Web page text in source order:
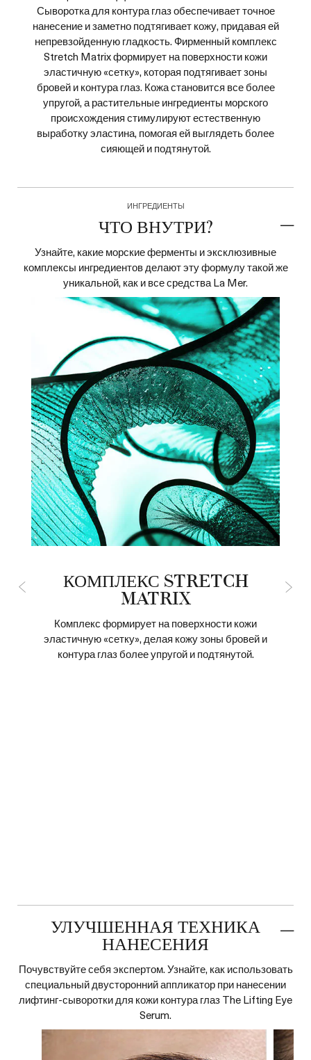
Сыворотка для контура глаз обеспечивает точное
нанесение и заметно подтягивает кожу, придавая ей
непревзойденную гладкость. Фирменный комплекс
Stretch Matrix формирует на поверхности кожи
эластичную «сетку», которая подтягивает зоны
бровей и контура глаз. Кожа становится все более
упругой, а растительные ингредиенты морского
происхождения стимулируют естественную
выработку эластина, помогая ей выглядеть более
сияющей и подтянутой.
ИНГРЕДИЕНТЫ
ЧТО ВНУТРИ?
Узнайте, какие морские ферменты и эксклюзивные
комплексы ингредиентов делают эту формулу такой же
уникальной, как и все средства La Mer.
КОМПЛЕКС STRETCH
MATRIX
Комплекс формирует на поверхности кожи
эластичную «сетку», делая кожу зоны бровей и
контура глаз более упругой и подтянутой.
УЛУЧШЕННАЯ ТЕХНИКА
НАНЕСЕНИЯ
Почувствуйте себя экспертом. Узнайте, как использовать
специальный двусторонний аппликатор при нанесении
лифтинг-сыворотки для кожи контура глаз The Lifting Eye
Serum.